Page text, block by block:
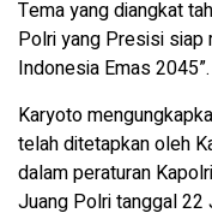
Tema yang diangkat
Polri yang Presisi siap
Indonesia Emas 2045”.
Karyoto
telah ditetapkan oleh
dalam peraturan
Juang Polri tanggal 22